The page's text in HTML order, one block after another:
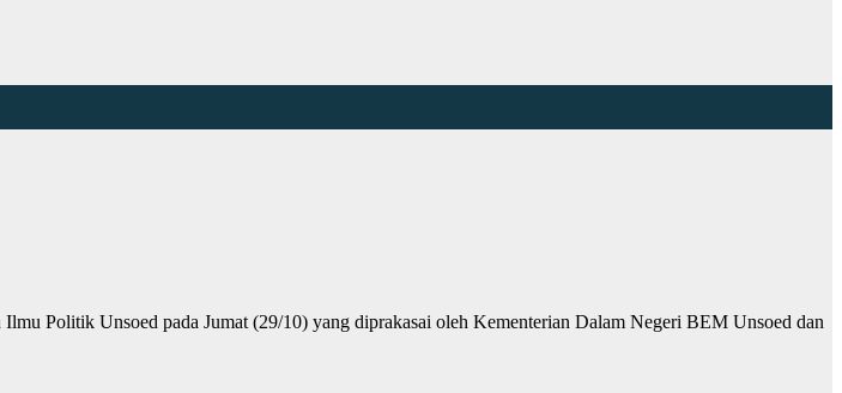
Politik Unsoed pada Jumat (29/10) yang diprakasai oleh Kementerian Dalam Negeri BEM Unsoed dan